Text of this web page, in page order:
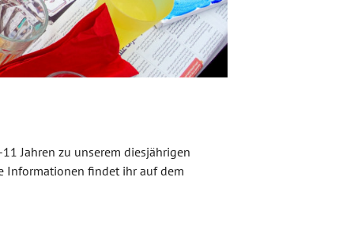
Jahren zu unserem diesjährigen
Informationen findet ihr auf dem